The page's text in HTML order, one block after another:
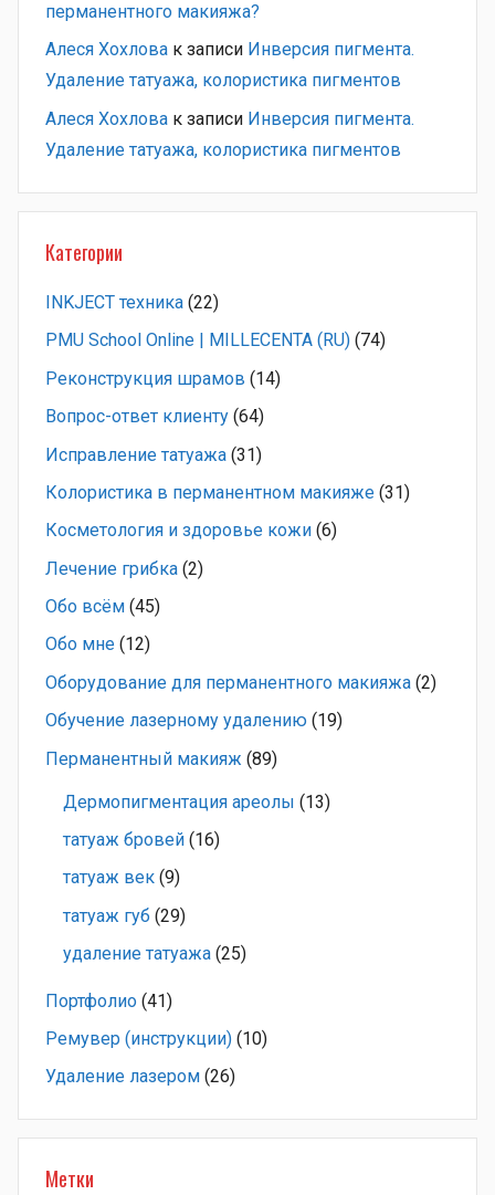
перманентного макияжа?
Алеся Хохлова к записи Инверсия пигмента.
Удаление татуажа, колористика пигментов
Алеся Хохлова к записи Инверсия пигмента.
Удаление татуажа, колористика пигментов
Категории
INKJECT техника (22)
PMU School Online | MILLECENTA (RU) (74)
Pеконструкция шрамов (14)
Вопрос-ответ клиенту (64)
Исправление татуажа (31)
Колористика в перманентном макияже (31)
Косметология и здоровье кожи (6)
Лечение грибка (2)
Обо всём (45)
Обо мне (12)
Оборудование для перманентного макияжа (2)
Обучение лазерному удалению (19)
Перманентный макияж (89)
Дермопигментация ареолы (13)
татуаж бровей (16)
татуаж век (9)
татуаж губ (29)
удаление татуажа (25)
Портфолио (41)
Ремувер (инструкции) (10)
Удаление лазером (26)
Метки